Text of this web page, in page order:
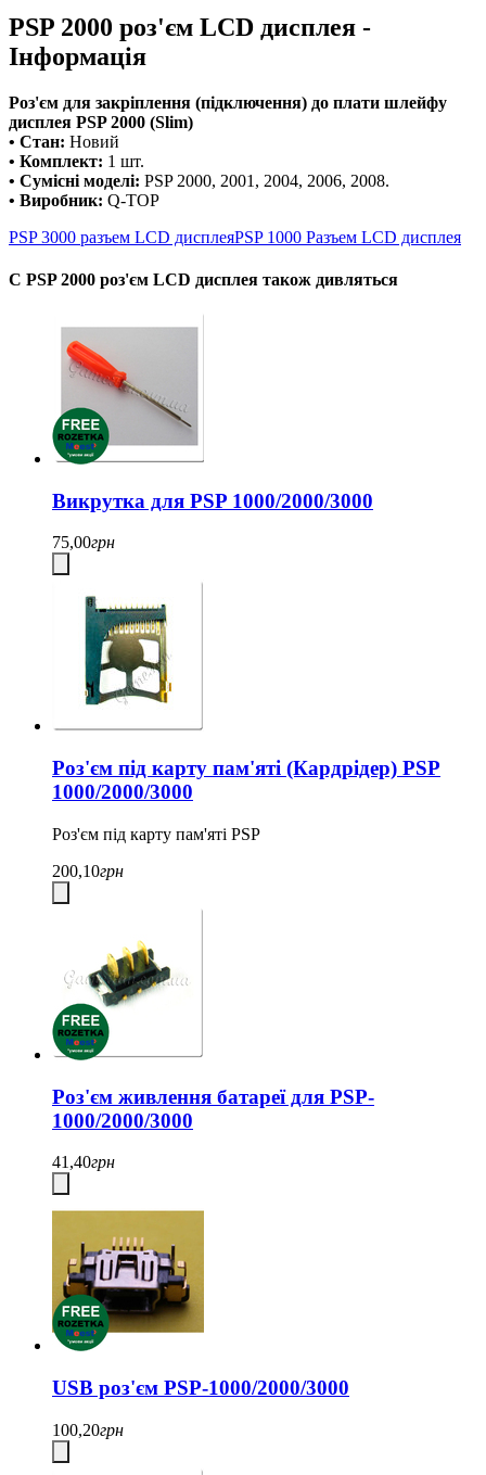
PSP 2000 роз'єм LCD дисплея -
Інформація
Роз'єм для закріплення (підключення) до плати шлейфу
дисплея PSP 2000 (Slim)
• Стан: Новий
• Комплект: 1 шт.
• Сумісні моделі: PSP 2000, 2001, 2004, 2006, 2008.
• Виробник: Q-TOP
PSP 3000 разъем LCD дисплеяPSP 1000 Разъем LCD дисплея
С PSP 2000 роз'єм LCD дисплея також дивляться
Викрутка для PSP 1000/2000/3000
75,00грн
Роз'єм під карту пам'яті (Кардрідер) PSP
1000/2000/3000
Роз'єм під карту пам'яті PSP
200,10грн
Роз'єм живлення батареї для PSP-
1000/2000/3000
41,40грн
USB роз'єм PSP-1000/2000/3000
100,20грн